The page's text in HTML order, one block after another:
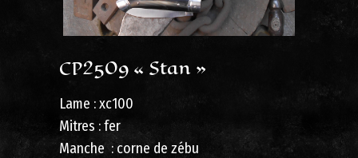
CP2509 « Stan »
Lame : xc100
Mitres : fer
Manche : corne de zébu